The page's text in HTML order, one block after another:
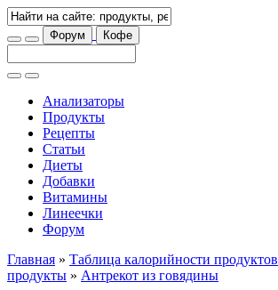
Форум Кофе
Анализаторы
Продукты
Рецепты
Статьи
Диеты
Добавки
Витамины
Линеечки
Форум
Главная » Таблица калорийности продуктов
продукты » Антрекот из говядины